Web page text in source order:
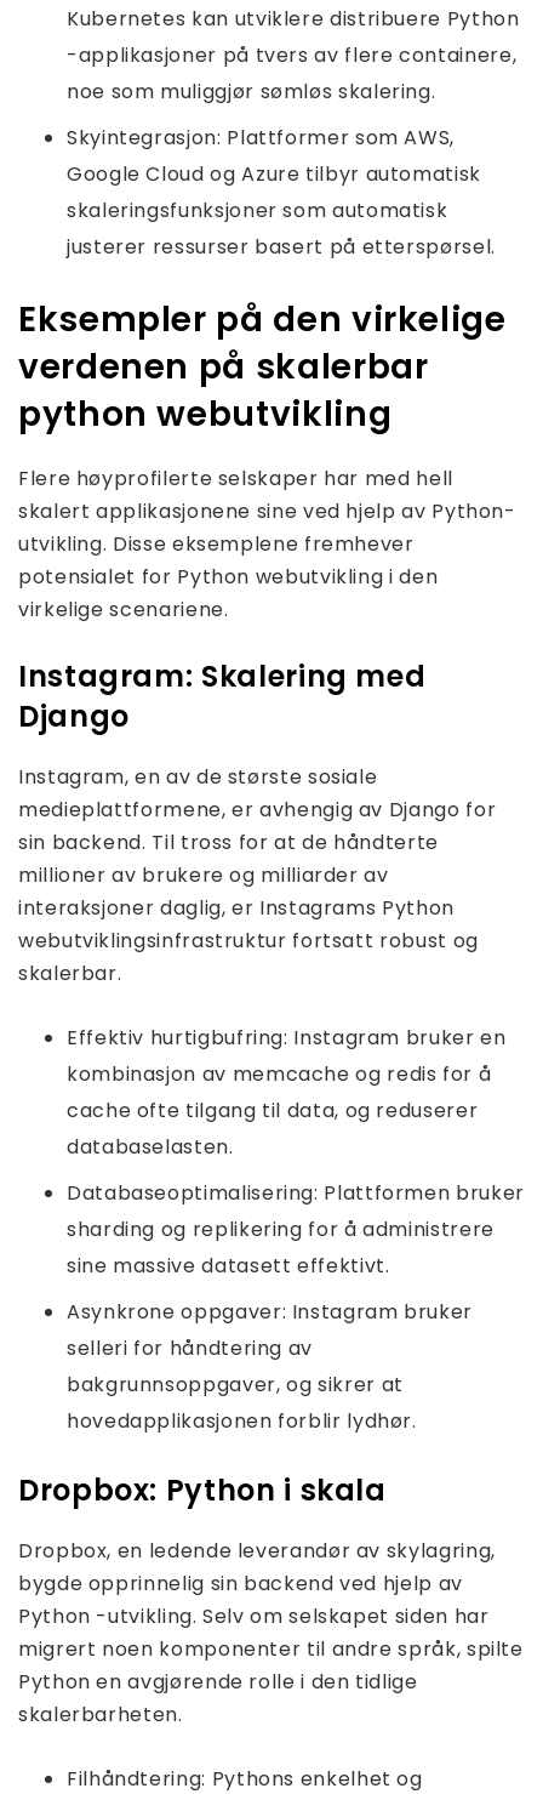
Kubernetes kan utviklere distribuere Python
-applikasjoner på tvers av flere containere,
noe som muliggjør sømløs skalering.
Skyintegrasjon: Plattformer som AWS,
Google Cloud og Azure tilbyr automatisk
skaleringsfunksjoner som automatisk
justerer ressurser basert på etterspørsel.
Eksempler på den virkelige
verdenen på skalerbar
python webutvikling
Flere høyprofilerte selskaper har med hell
skalert applikasjonene sine ved hjelp av Python-
utvikling. Disse eksemplene fremhever
potensialet for Python webutvikling i den
virkelige scenariene.
Instagram: Skalering med
Django
Instagram, en av de største sosiale
medieplattformene, er avhengig av Django for
sin backend. Til tross for at de håndterte
millioner av brukere og milliarder av
interaksjoner daglig, er Instagrams Python
webutviklingsinfrastruktur fortsatt robust og
skalerbar.
Effektiv hurtigbufring: Instagram bruker en
kombinasjon av memcache og redis for å
cache ofte tilgang til data, og reduserer
databaselasten.
Databaseoptimalisering: Plattformen bruker
sharding og replikering for å administrere
sine massive datasett effektivt.
Asynkrone oppgaver: Instagram bruker
selleri for håndtering av
bakgrunnsoppgaver, og sikrer at
hovedapplikasjonen forblir lydhør.
Dropbox: Python i skala
Dropbox, en ledende leverandør av skylagring,
bygde opprinnelig sin backend ved hjelp av
Python -utvikling. Selv om selskapet siden har
migrert noen komponenter til andre språk, spilte
Python en avgjørende rolle i den tidlige
skalerbarheten.
Filhåndtering: Pythons enkelhet og